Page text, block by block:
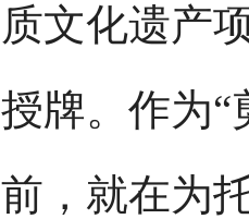
质文化遗产
授牌。作为“
前，就在为